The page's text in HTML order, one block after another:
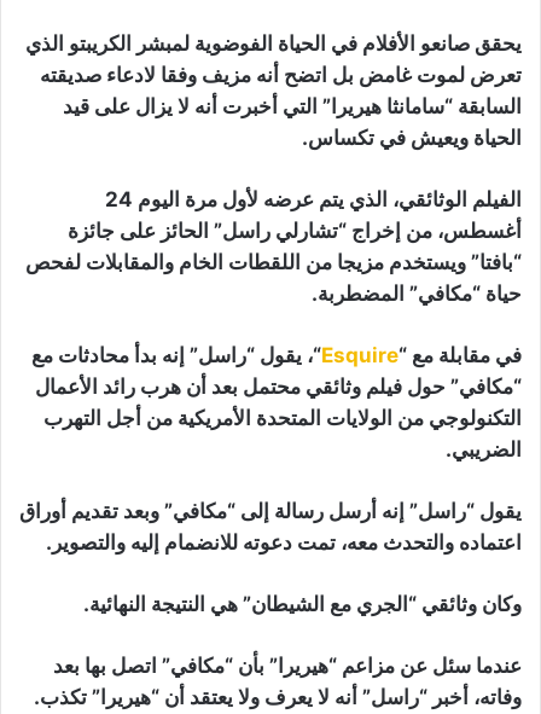
يحقق صانعو الأفلام في الحياة الفوضوية لمبشر الكريبتو الذي
تعرض لموت غامض بل اتضح أنه مزيف وفقا لادعاء صديقته
السابقة “سامانثا هيريرا” التي أخبرت أنه لا يزال على قيد
الحياة ويعيش في تكساس.
الفيلم الوثائقي، الذي يتم عرضه لأول مرة اليوم 24
أغسطس، من إخراج “تشارلي راسل” الحائز على جائزة
“بافتا” ويستخدم مزيجا من اللقطات الخام والمقابلات لفحص
حياة “مكافي” المضطربة.
في مقابلة مع “Esquire“، يقول “راسل” إنه بدأ محادثات مع
“مكافي” حول فيلم وثائقي محتمل بعد أن هرب رائد الأعمال
التكنولوجي من الولايات المتحدة الأمريكية من أجل التهرب
الضريبي.
يقول “راسل” إنه أرسل رسالة إلى “مكافي” وبعد تقديم أوراق
اعتماده والتحدث معه، تمت دعوته للانضمام إليه والتصوير.
وكان وثائقي “الجري مع الشيطان” هي النتيجة النهائية.
عندما سئل عن مزاعم “هيريرا” بأن “مكافي” اتصل بها بعد
وفاته، أخبر “راسل” أنه لا يعرف ولا يعتقد أن “هيريرا” تكذب.